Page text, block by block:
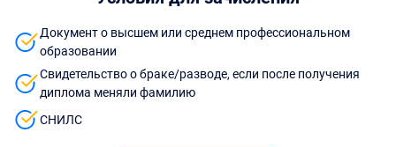
Документ о высшем или среднем профессиональном
образовании
Свидетельство о браке/разводе, если после получения
диплома меняли фамилию
СНИЛС